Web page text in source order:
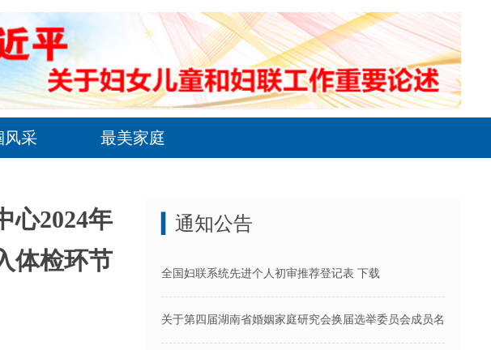
风采 最美家庭
心2024年
体检环节
通知公告
全国妇联系统先进个人初审推荐登记表 下载
关于第四届湖南省婚姻家庭研究会换届选举委员会成员名单的公示